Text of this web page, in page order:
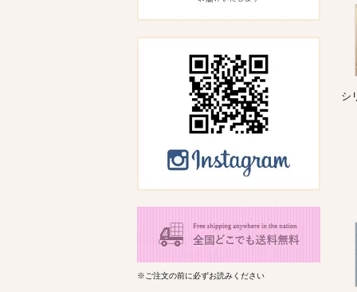
※ご注文の前に必ずお読みください
シ